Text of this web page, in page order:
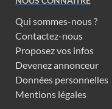
Qui sommes-nous ?
Contactez-nous
Proposez vos infos
Devenez annonceur
Données personnelles
Mentions légales